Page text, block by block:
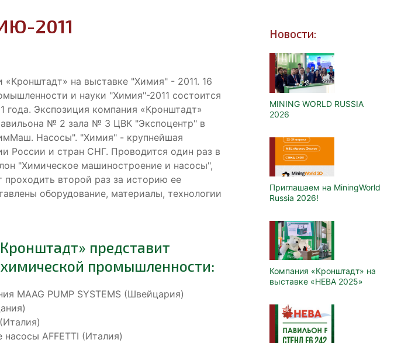
2011
на выставке "Химия" - 2011. 16
и науки "Химия"-2011 состоится
года. Экспозиция компания «Кронштадт»
№ 2 зала № 3 ЦВК "Экспоцентр" в
Насосы". "Химия" - крупнейшая
России и стран СНГ. Проводится один раз в
"Химическое машиностроение и насосы",
проходить второй раз за историю ее
оборудование, материалы, технологии
представит
промышленности:
MAAG PUMP SYSTEMS (Швейцария)
насосы AFFETTI (Италия)
Новости:
MINING WORLD RUSSIA
2026
Приглашаем на MiningWorld
Russia 2026!
Компания «Кронштадт» на
выставке «НЕВА 2025»